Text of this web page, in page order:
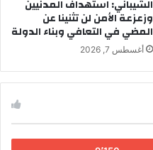
الشيباني: استهداف المدنيين
وزعزعة الأمن لن تثنينا عن
المضي في التعافي وبناء الدولة
أغسطس 7, 2026